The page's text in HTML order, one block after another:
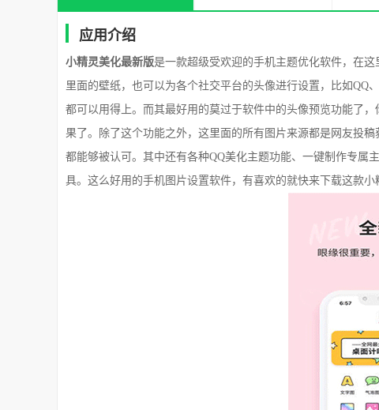
应用介绍
小精灵美化最新版是一款超级受欢迎的手机主题优化软件，在
里面的壁纸，也可以为各个社交平台的头像进行设置，比如
都可以用得上。而其最好用的莫过于软件中的头像预览功能了
果了。除了这个功能之外，这里面的所有图片来源都是网友投
都能够被认可。其中还有各种QQ美化主题功能、一键制作专属
具。这么好用的手机图片设置软件，有喜欢的就快来下载这款小